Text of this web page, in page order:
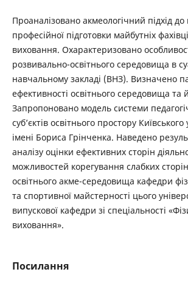
Проаналізовано акмеологічний підхід
професійної підготовки майбутніх
виховання. Охарактеризовано
розвивально-освітнього середовища в
навчальному закладі (ВНЗ). Визначено
ефективності освітнього середовища та
Запропоновано модель системи
суб’єктів освітнього простору Київського
імені Бориса Грінченка. Наведено
аналізу оцінки ефективних сторін
можливостей корегування слабких сторін
освітнього акме-середовища кафедри
та спортивної майстерності цього
випускової кафедри зі спеціальності
виховання».
Посилання